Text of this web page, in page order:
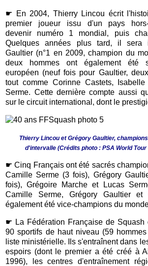
☛
En 2004, Thierry Lincou écrit
premier joueur issu d'un pays hors-
devenir numéro 1 mondial, puis
Quelques années plus tard, il sera
Gaultier (n°1 en 2009, champion du
deux hommes ont également été
européen (neuf fois pour Gaultier,
tout comme Corinne Castets,
Serme. Cette dernière compte aussi
sur le circuit international, dont le
Thierry Lincou et Grégory Gaultier,
d'intervalle (Crédits photo : PSA World Tour
☛Cinq Français ont été sacrés
Camille Serme (3 fois), Grégory
fois), Grégoire Marche et Lucas
Camille Serme, Grégory Gaultier
également été vice-champions du
☛ La Fédération Française de Squash
90 sportifs de haut niveau (59
liste ministérielle. Ils s'entraînent dans
espoirs (dont le premier a été créé à
1996), les centres d'entraînement